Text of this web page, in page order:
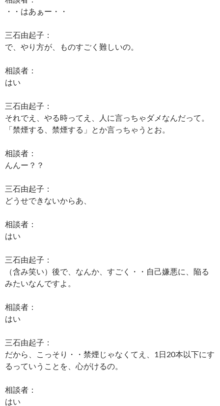
・・はあぁー・・
三石由起子：
で、やり方が、ものすごく難しいの。
相談者：
はい
三石由起子：
それでえ、やる時ってえ、人に言っちゃダメなんだって。
「禁煙する、禁煙する」とか言っちゃうとお。
相談者：
んんー？？
三石由起子：
どうせできないからあ、
相談者：
はい
三石由起子：
（含み笑い）後で、なんか、すごく・・自己嫌悪に、陥る
みたいなんですよ。
相談者：
はい
三石由起子：
だから、こっそり・・禁煙じゃなくてえ、1日20本以下にす
るっていうことを、心がけるの。
相談者：
はい